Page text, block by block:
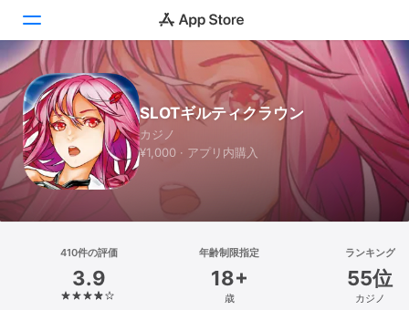
Today
ゲーム
アプリ
Arcade
検索
プラットフォーム
iPhone
SLOTギルティクラウン
カジノ
¥1,000 · アプリ内購入
410件の評価
3.9
年齢制限指定
18+
歳
ランキング
55位
カジノ